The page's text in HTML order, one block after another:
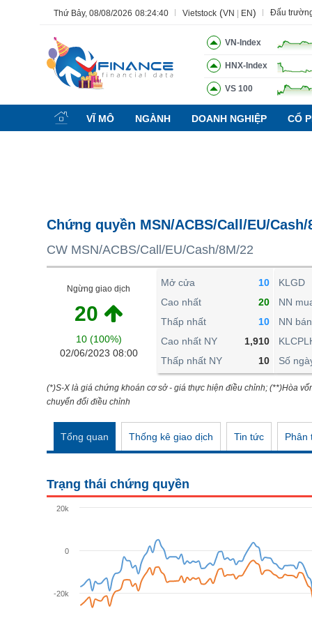
Thứ Bảy, 08/08/2026 08:24:41 Vietstock (VN EN) Đấu
VN-Index
HNX-Index
VS 100
VĨ MÔ NGÀNH DOANH NGHIỆP CỔ
Chứng quyền MSN/ACBS/Call/EU/Cash/
CW MSN/ACBS/Call/EU/Cash/8M/22
Ngừng giao dịch
20
10 (100%)
02/06/2023 08:00
Mở cửa
10
Cao nhất
20
Thấp nhất
10
Cao nhất NY
1,910
Thấp nhất NY
10
KLGD
NN
NN bán
Số
(*)S-X là giá chứng khoán cơ sở - giá thực hiện điều chỉnh; (**)Hòa
chuyển đổi điều chỉnh
Tổng quan Thống kê giao dịch Tin tức Phân
Trạng thái chứng quyền
-20k
0
20k
Tính năng Ngành Mã chứng khoán Lãnh
BẤT ĐỘNG SẢN
TÀI CHÍNH
KINH TẾ
THẾ GIỚI
ĐÔNG DƯƠNG
PHÂN TÍCH
VS-SECTOR
NGUYÊN VẬT LIỆU
TIÊU DÙNG KHÔNG THIẾT YẾU
TIÊU DÙNG THIẾT YẾU
CHĂM SÓC SỨC KHỎE